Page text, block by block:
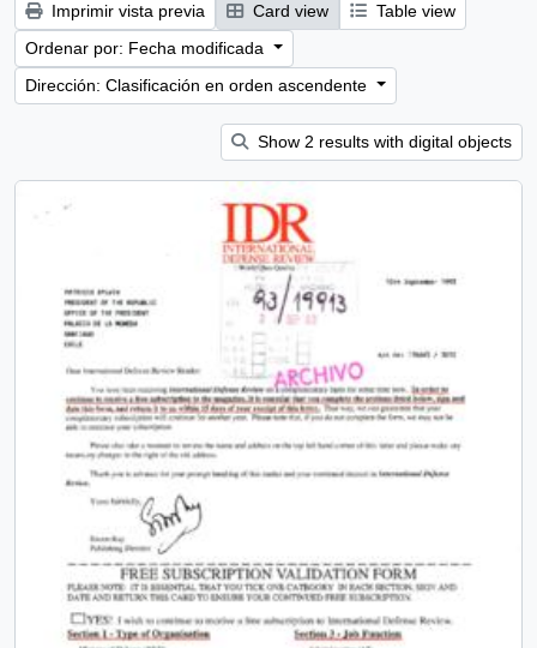
Imprimir vista previa Card view
Table view
Ordenar por: Fecha modificada
Dirección: Clasificación en orden ascendente
Show 2 results with digital objects